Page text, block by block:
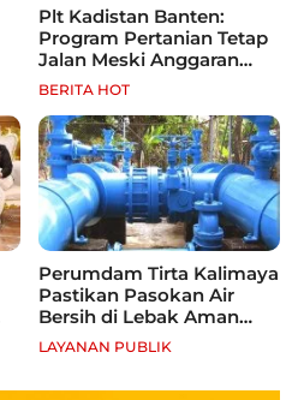
Plt Kadistan Banten:
Program Pertanian Tetap
Jalan Meski Anggaran
Terbatas, Fokus Jagung
BERITA HOT
Perumdam Tirta Kalimaya
Pastikan Pasokan Air
Bersih di Lebak Aman
Selama Kemarau
LAYANAN PUBLIK